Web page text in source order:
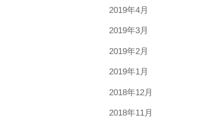
2019年4月
2019年3月
2019年2月
2019年1月
2018年12月
2018年11月